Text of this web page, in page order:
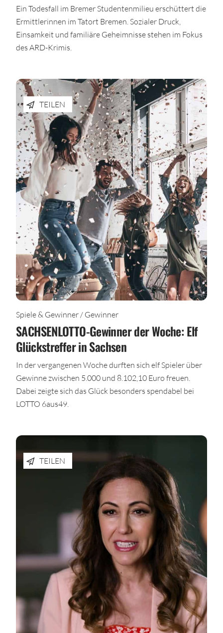
Ein Todesfall im Bremer Studentenmilieu erschüttert die
Ermittlerinnen im Tatort Bremen. Sozialer Druck,
Einsamkeit und familiäre Geheimnisse stehen im Fokus
des ARD-Krimis.
TEILEN
Spiele & Gewinner / Gewinner
SACHSENLOTTO-Gewinner der Woche: Elf
Glückstreffer in Sachsen
In der vergangenen Woche durften sich elf Spieler über
Gewinne zwischen 5.000 und 8.102,10 Euro freuen.
Dabei zeigte sich das Glück besonders spendabel bei
LOTTO 6aus49.
TEILEN